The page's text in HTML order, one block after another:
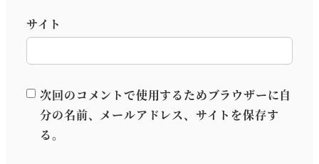
サイト
次回のコメントで使用するためブラウザーに自
分の名前、メールアドレス、サイトを保存す
る。